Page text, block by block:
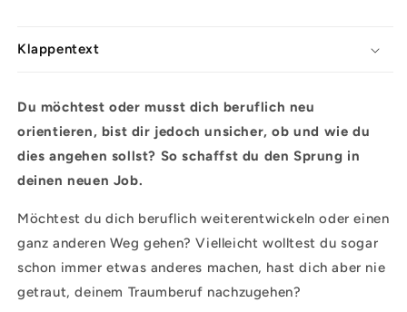
Klappentext
Du möchtest oder musst dich beruflich neu
orientieren, bist dir jedoch unsicher, ob und wie du
dies angehen sollst? So schaffst du den Sprung in
deinen neuen Job.
Möchtest du dich beruflich weiterentwickeln oder einen
ganz anderen Weg gehen? Vielleicht wolltest du sogar
schon immer etwas anderes machen, hast dich aber nie
getraut, deinem Traumberuf nachzugehen?